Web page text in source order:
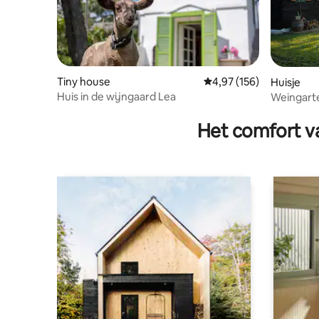
Tiny house Gemiddelde
4,97 (156)
Huis in de wijngaard Lea
Huisje
Het comfort